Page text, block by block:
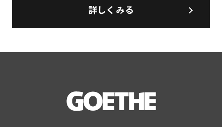
詳しくみる